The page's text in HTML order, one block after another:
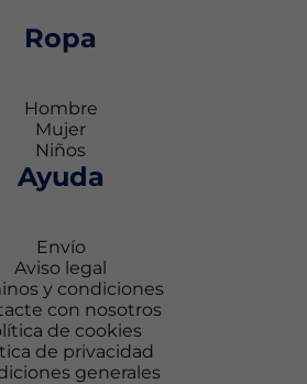
Ropa
Hombre
Mujer
Niños
Ayuda
Envío
Aviso legal
y condiciones
con nosotros
de cookies
de privacidad
generales